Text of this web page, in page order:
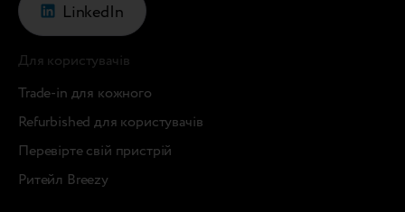
LinkedIn
Для користувачів
Trade-in для кожного
Refurbished для користувачів
Перевірте свій пристрій
Ритейл Breezy